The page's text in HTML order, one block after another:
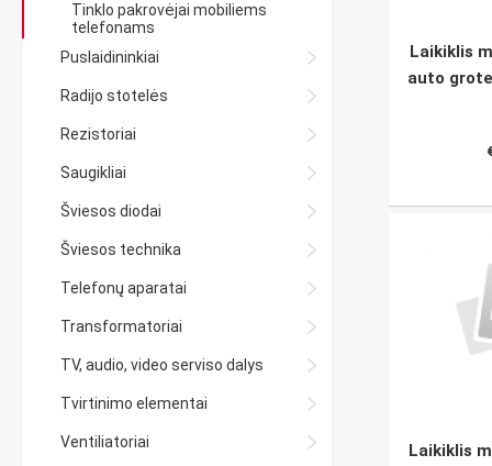
Tinklo pakrovėjai mobiliems
telefonams
Puslaidininkiai
Radijo stotelės
Rezistoriai
Saugikliai
Šviesos diodai
Šviesos technika
Telefonų aparatai
Transformatoriai
TV, audio, video serviso dalys
Tvirtinimo elementai
Ventiliatoriai
Laikiklis
auto
Laikiklis